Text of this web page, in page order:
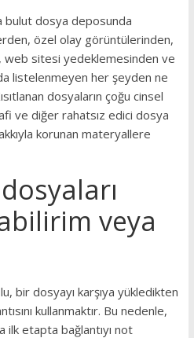
bulut dosya deposunda
özel olay görüntülerinden,
web sitesi yedeklemesinden ve
listelenmeyen her şeyden ne
dosyaların çoğu cinsel
ve diğer rahatsız edici dosya
korunan materyallere
veya
bir dosyayı karşıya yükledikten
kullanmaktır. Bu nedenle,
etapta bağlantıyı not